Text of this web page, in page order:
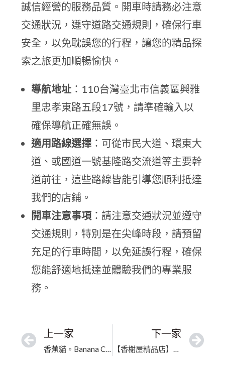
誠信經營的服務品質。開車時請務必注意
交通狀況，遵守道路交通規則，確保行車
安全，以免耽誤您的行程，讓您的精品探
索之旅更加順暢愉快。
導航地址 ：110台灣臺北市信義區興雅
里忠孝東路五段17號，請準確輸入以
確保導航正確無誤。
適用路線選擇 ：可從市民大道、環東大
道、或國道一號基隆路交流道等主要幹
道前往，這些路線皆能引導您順利抵達
我們的店鋪。
開車注意事項 ：請注意交通狀況並遵守
交通規則，特別是在尖峰時段，請預留
充足的行車時間，以免延誤行程，確保
您能舒適地抵達並體驗我們的專業服
務。
上一家
香蕉貓。Banana Cats | 台北古著店、二手古董包、古著洋裝、二手衣｜臺北市名牌包寄賣｜信譽卓越高奢交流
下一家
【香榭屋精品店】台北二手名牌｜高價收購包款｜資深鑑價選